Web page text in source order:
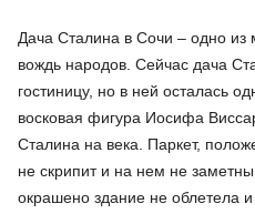
Дача Сталина в Сочи – одно из
вождь народов. Сейчас дача
гостиницу, но в ней осталась
восковая фигура Иосифа
Сталина на века. Паркет,
не скрипит и на нем не заметны
окрашено здание не облетела